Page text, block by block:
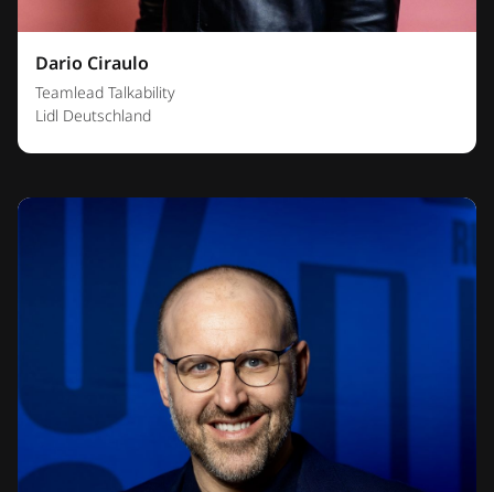
Dario Ciraulo
Teamlead Talkability
Lidl Deutschland